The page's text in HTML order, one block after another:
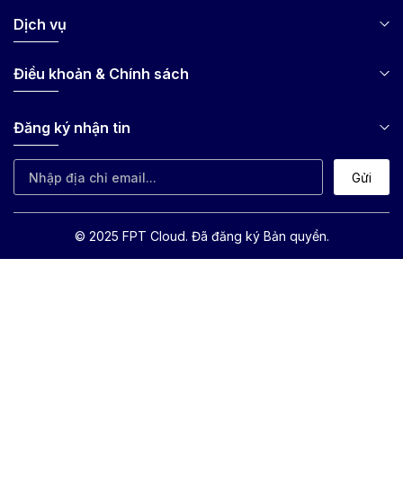
Dịch vụ
Điều khoản & Chính sách
Đăng ký nhận tin
Gửi
© 2025 FPT Cloud. Đã đăng ký Bản quyền.